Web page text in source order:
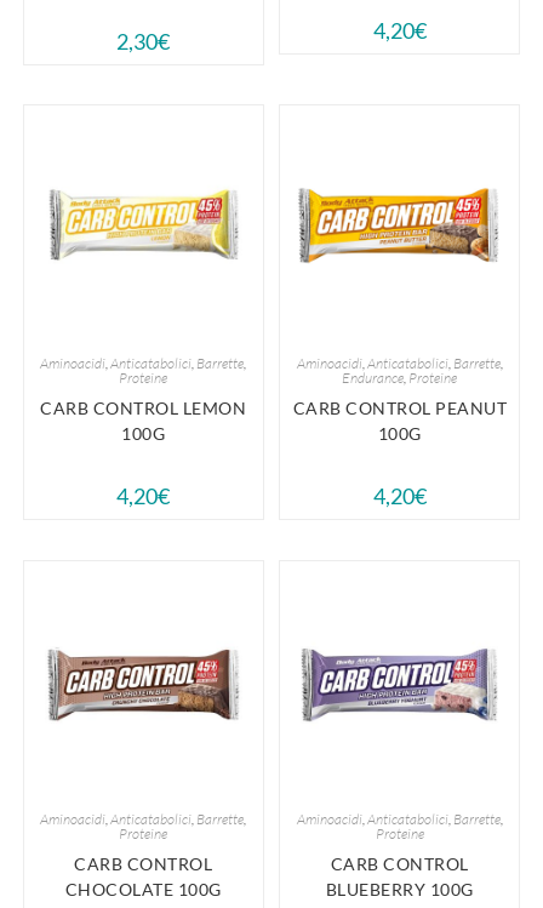
2,30€ 4,20€
Aminoacidi,Anticatabolici, Barrette,
Proteine
CARB CONTROL LEMON
100G
4,20€
Aminoacidi,Anticatabolici, Barrette,
Endurance, Proteine
CARB CONTROL PEANUT
100G
4,20€
Aminoacidi,Anticatabolici, Barrette,
Proteine
CARB CONTROL
CHOCOLATE 100G
Aminoacidi,Anticatabolici, Barrette,
Proteine
CARB CONTROL
BLUEBERRY 100G